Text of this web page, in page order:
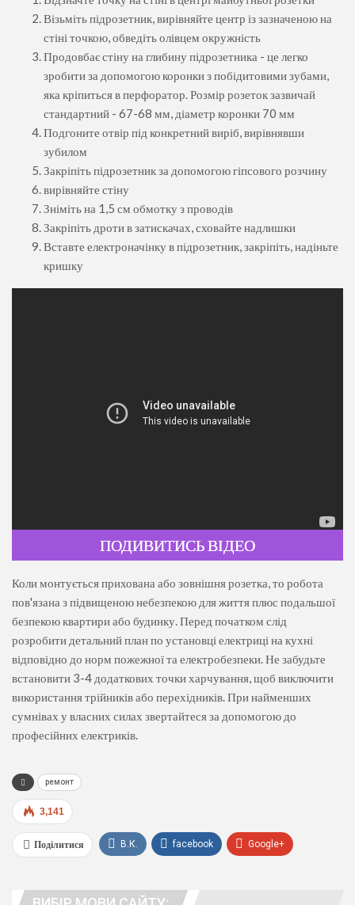
Візьміть підрозетник, вирівняйте центр із зазначеною на
стіні точкою, обведіть олівцем окружність
Продовбає стіну на глибину підрозетника - це легко
зробити за допомогою коронки з побідитовими зубами,
яка кріпиться в перфоратор. Розмір розеток зазвичай
стандартний - 67-68 мм, діаметр коронки 70 мм
Подгоните отвір під конкретний виріб, вирівнявши
зубилом
Закріпіть підрозетник за допомогою гіпсового розчину
вирівняйте стіну
Зніміть на 1,5 см обмотку з проводів
Закріпіть дроти в затискачах, сховайте надлишки
Вставте електроначінку в підрозетник, закріпіть, надіньте
кришку
ПОДИВИТИСЬ ВІДЕО
Коли монтується прихована або зовнішня розетка, то робота
пов'язана з підвищеною небезпекою для життя плюс подальшої
безпекою квартири або будинку. Перед початком слід
розробити детальний план по установці електриці на кухні
відповідно до норм пожежної та електробезпеки. Не забудьте
встановити 3-4 додаткових точки харчування, щоб виключити
використання трійників або перехідників. При найменших
сумнівах у власних силах звертайтеся за допомогою до
професійних електриків.
ремонт
3,141
Поділитися В.К. facebook Google+